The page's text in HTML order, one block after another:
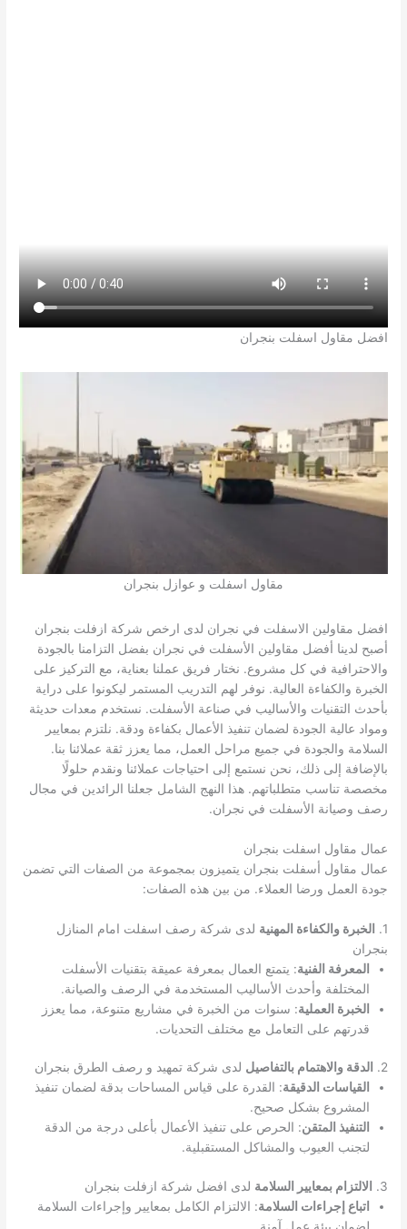
افضل مقاول اسفلت بنجران
مقاول اسفلت و عوازل بنجران
افضل مقاولين الاسفلت في نجران لدى ارخص شركة ازفلت بنجران
أصبح لدينا أفضل مقاولين الأسفلت في نجران بفضل التزامنا بالجودة
والاحترافية في كل مشروع. نختار فريق عملنا بعناية، مع التركيز على
الخبرة والكفاءة العالية. نوفر لهم التدريب المستمر ليكونوا على دراية
بأحدث التقنيات والأساليب في صناعة الأسفلت. نستخدم معدات حديثة
ومواد عالية الجودة لضمان تنفيذ الأعمال بكفاءة ودقة. نلتزم بمعايير
السلامة والجودة في جميع مراحل العمل، مما يعزز ثقة عملائنا بنا.
بالإضافة إلى ذلك، نحن نستمع إلى احتياجات عملائنا ونقدم حلولًا
مخصصة تناسب متطلباتهم. هذا النهج الشامل جعلنا الرائدين في مجال
رصف وصيانة الأسفلت في نجران.
عمال مقاول اسفلت بنجران
عمال مقاول أسفلت بنجران يتميزون بمجموعة من الصفات التي تضمن
جودة العمل ورضا العملاء. من بين هذه الصفات:
1. الخبرة والكفاءة المهنية لدى شركة رصف اسفلت امام المنازل
بنجران
المعرفة الفنية: يتمتع العمال بمعرفة عميقة بتقنيات الأسفلت
المختلفة وأحدث الأساليب المستخدمة في الرصف والصيانة.
الخبرة العملية: سنوات من الخبرة في مشاريع متنوعة، مما يعزز
قدرتهم على التعامل مع مختلف التحديات.
2. الدقة والاهتمام بالتفاصيل لدى شركة تمهيد و رصف الطرق بنجران
القياسات الدقيقة: القدرة على قياس المساحات بدقة لضمان تنفيذ
المشروع بشكل صحيح.
التنفيذ المتقن: الحرص على تنفيذ الأعمال بأعلى درجة من الدقة
لتجنب العيوب والمشاكل المستقبلية.
3. الالتزام بمعايير السلامة لدى افضل شركة ازفلت بنجران
اتباع إجراءات السلامة: الالتزام الكامل بمعايير وإجراءات السلامة